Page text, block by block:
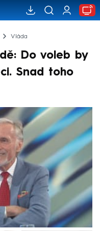
Vláda
Do voleb by
Snad toho